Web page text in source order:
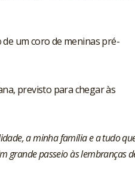
de um coro de meninas pré-
previsto para chegar às
a minha família e a tudo
grande passeio às lembranças